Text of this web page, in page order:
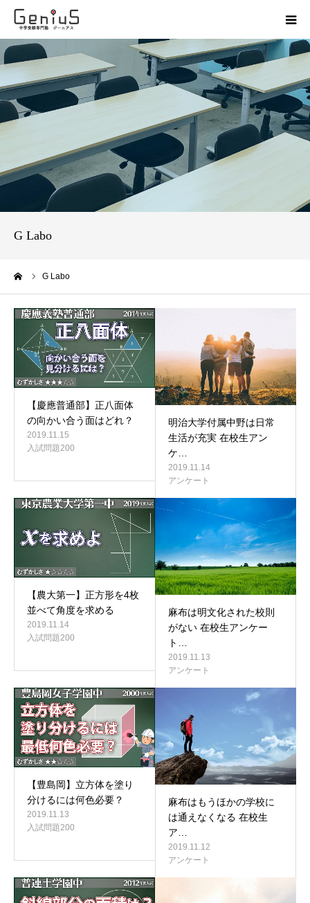
G Labo
G Labo
【慶應普通部】正八面体
の向かい合う面はどれ？
2019.11.15
入試問題200
明治大学付属中野は日常
生活が充実 在校生アン
ケ…
2019.11.14
アンケート
【農大第一】正方形を4枚
並べて角度を求める
2019.11.14
入試問題200
麻布は明文化された校則
がない 在校生アンケー
ト…
2019.11.13
アンケート
【豊島岡】立方体を塗り
分けるには何色必要？
2019.11.13
入試問題200
麻布はもうほかの学校に
は通えなくなる 在校生
ア…
2019.11.12
アンケート
授業
志望校別特訓
模試
お問い合わせ